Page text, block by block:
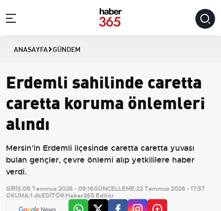
ANASAYFA GÜNDEM
Erdemli sahilinde caretta
caretta koruma önlemleri
alındı
Mersin'in Erdemli ilçesinde caretta caretta yuvası
bulan gençler, çevre önlemi alıp yetkililere haber
verdi.
GİRİŞ:09 Temmuz 2026 - 09:16GÜNCELLEME:22 Temmuz 2026 - 17:57
OKUMA:1 dkEDİTÖR:Haber365 Editör